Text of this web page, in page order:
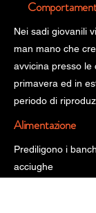
Nei sadi giovanili
man mano che
avvicina presso le
primavera ed in
periodo di
Alimentazione
Prediligono i
acciughe